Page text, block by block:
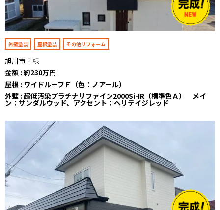
外壁塗装 屋根塗装 その他リフォーム
旭川市Ｆ様
金額 : 約230万円
屋根 : ワイドルーフＦ（色：ノアール）
外壁 : 超低汚染プラチナリファイン2000Si-IR（標準色Ａ） メイ
ン：サンダルウッド、アクセント：ヘリテイジレッド